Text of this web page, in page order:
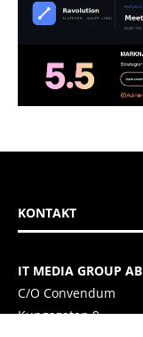
KONTAKT
IT MEDIA GROUP AB
C/O Convendum
Kungsgatan 9